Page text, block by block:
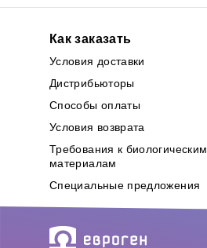
Как заказать
Условия доставки
Дистрибьюторы
Способы оплаты
Условия возврата
Требования к биологическим
материалам
Специальные предложения